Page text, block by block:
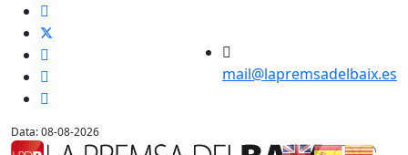
Data: 08-08-2026
mail@lapremsadelbaix.es